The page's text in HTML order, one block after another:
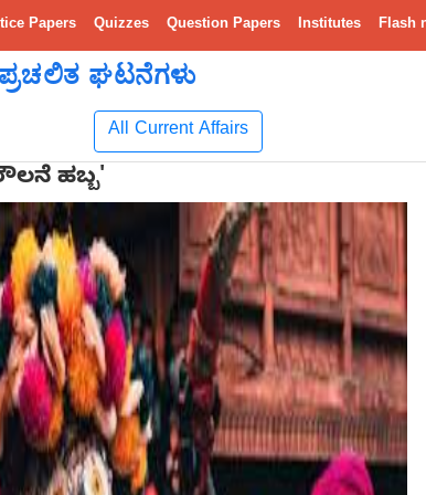
Papers Quizzes Question Papers Institutes Flash
ಪ್ರಚಲಿತ ಘಟನೆಗಳು
All Current Affairs
ಹಬ್ಬ'